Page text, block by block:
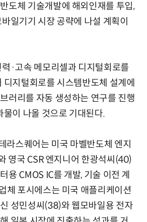
도체 기술개발에 해외인재를 투입,
일기기 시장 공략에 나설 계획이
·고속 메모리셀과 디지털회로를
디지털회로를 시스템반도체 설계에
러리를 자동 생성하는 연구를 진행
물이 나올 것으로 기대된다.
라스퀘어는 미국 마벨반도체 엔지
영국 CSR 엔지니어 한광석씨(40)
용 CMOS IC를 개발, 기술 이전 계
체 포시에스는 미국 애플리케이션
성민성씨(38)와 웹모바일용 전자